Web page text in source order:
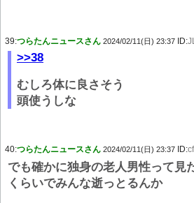
39:つらたんニュースさん 2024/02/11(日) 23:37 ID:
>>38
むしろ体に良さそう
頭使うしな
40:つらたんニュースさん 2024/02/11(日) 23:37 ID:
でも確かに独身の老人男性って見
くらいでみんな逝っとるんか